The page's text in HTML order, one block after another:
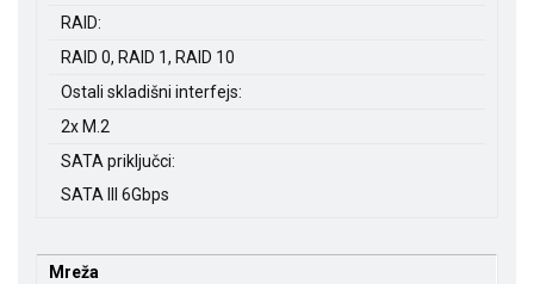
RAID:
RAID 0, RAID 1, RAID 10
Ostali skladišni interfejs:
2x M.2
SATA priključci:
SATA III 6Gbps
Mreža